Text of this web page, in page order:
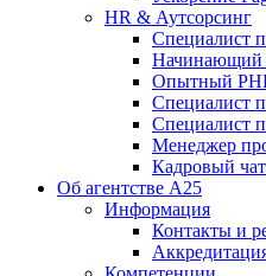
HR & Аутсорсинг
Специалист
Начинающий
Опытный
Специалист
Специалист
Менеджер
Кадровый
Об агентстве А25
Информация
Контакты и